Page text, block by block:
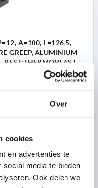
Over
cookies
en advertenties te
social media te bieden
Ook delen we
A=100, L=126,5,
GREEP, ALUMINIUM
BEST:THERMOPLAST
HOOGTE=100
DETAILS